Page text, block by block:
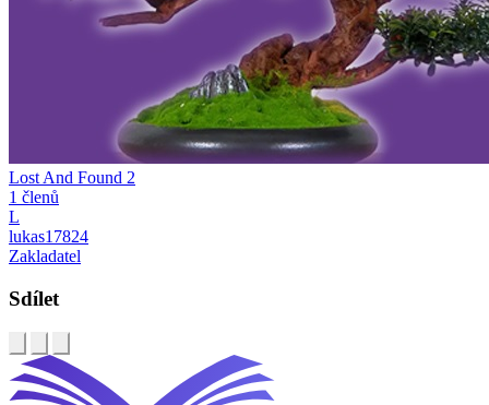
Lost And Found 2
1 členů
L
lukas17824
Zakladatel
Sdílet